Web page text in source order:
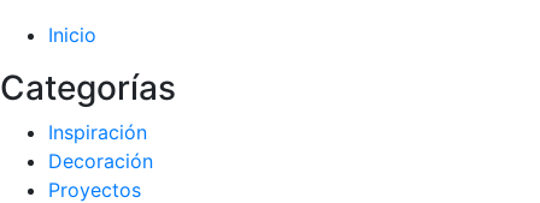
Inicio
Categorías
Inspiración
Decoración
Proyectos